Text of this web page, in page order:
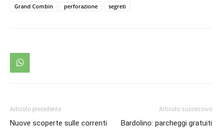
Grand Combin
perforazione segreti
Articolo precedente
Nuove scoperte sulle correnti
Articolo successivo
Bardolino: parcheggi gratuiti